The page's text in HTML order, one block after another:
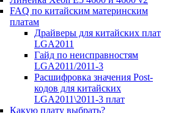
FAQ по китайским материнским
платам
Драйверы для китайских плат
LGA2011
Гайд по неисправностям
LGA2011/2011-3
Расшифровка значения Post-
кодов для китайских
LGA2011\2011-3 плат
Какую плату выбрать?